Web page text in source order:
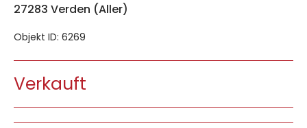
27283 Verden (Aller)
Objekt ID: 6269
Verkauft